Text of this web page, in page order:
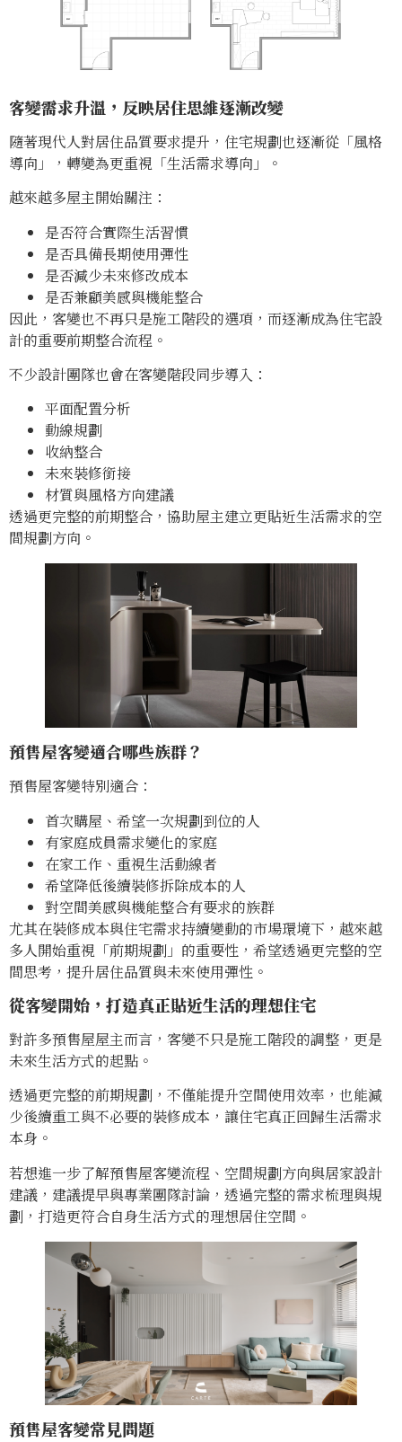
客變需求升溫，反映居住思維逐漸改變
隨著現代人對居住品質要求提升，住宅規劃也逐漸從「風格
導向」，轉變為更重視「生活需求導向」。
越來越多屋主開始關注：
是否符合實際生活習慣
是否具備長期使用彈性
是否減少未來修改成本
是否兼顧美感與機能整合
因此，客變也不再只是施工階段的選項，而逐漸成為住宅設
計的重要前期整合流程。
不少設計團隊也會在客變階段同步導入：
平面配置分析
動線規劃
收納整合
未來裝修銜接
材質與風格方向建議
透過更完整的前期整合，協助屋主建立更貼近生活需求的空
間規劃方向。
預售屋客變適合哪些族群？
預售屋客變特別適合：
首次購屋、希望一次規劃到位的人
有家庭成員需求變化的家庭
在家工作、重視生活動線者
希望降低後續裝修拆除成本的人
對空間美感與機能整合有要求的族群
尤其在裝修成本與住宅需求持續變動的市場環境下，越來越
多人開始重視「前期規劃」的重要性，希望透過更完整的空
間思考，提升居住品質與未來使用彈性。
從客變開始，打造真正貼近生活的理想住宅
對許多預售屋屋主而言，客變不只是施工階段的調整，更是
未來生活方式的起點。
透過更完整的前期規劃，不僅能提升空間使用效率，也能減
少後續重工與不必要的裝修成本，讓住宅真正回歸生活需求
本身。
若想進一步了解預售屋客變流程、空間規劃方向與居家設計
建議，建議提早與專業團隊討論，透過完整的需求梳理與規
劃，打造更符合自身生活方式的理想居住空間。
預售屋客變常見問題